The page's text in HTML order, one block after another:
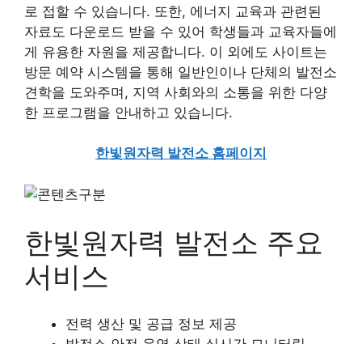
로 접할 수 있습니다. 또한, 에너지 교육과 관련된
자료도 다운로드 받을 수 있어 학생들과 교육자들에
게 유용한 자원을 제공합니다. 이 외에도 사이트는
방문 예약 시스템을 통해 일반인이나 단체의 발전소
견학을 도와주며, 지역 사회와의 소통을 위한 다양
한 프로그램을 안내하고 있습니다.
한빛원자력 발전소 홈페이지
한빛원자력 발전소 주요
서비스
전력 생산 및 공급 정보 제공